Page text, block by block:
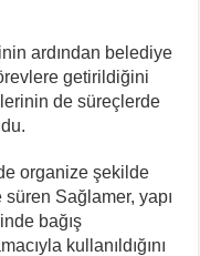
ardından belediye
getirildiğini
de süreçlerde
organize şekilde
Sağlamer, yapı
bağış
kullanıldığını